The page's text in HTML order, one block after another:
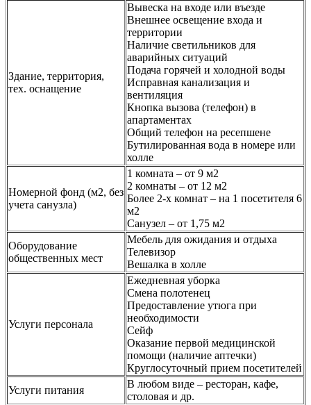
Здание, территория,
тех. оснащение
Вывеска на входе или въезде
Внешнее освещение входа и
территории
Наличие светильников для
аварийных ситуаций
Подача горячей и холодной воды
Исправная канализация и
вентиляция
Кнопка вызова (телефон) в
апартаментах
Общий телефон на ресепшене
Бутилированная вода в номере или
холле
Номерной фонд (м2, без
учета санузла)
1 комната – от 9 м2
2 комнаты – от 12 м2
Более 2-х комнат – на 1 посетителя 6
м2
Санузел – от 1,75 м2
Оборудование
общественных мест
Мебель для ожидания и отдыха
Телевизор
Вешалка в холле
Услуги персонала
Ежедневная уборка
Смена полотенец
Предоставление утюга при
необходимости
Сейф
Оказание первой медицинской
помощи (наличие аптечки)
Круглосуточный прием посетителей
Услуги питания
В любом виде – ресторан, кафе,
столовая и др.